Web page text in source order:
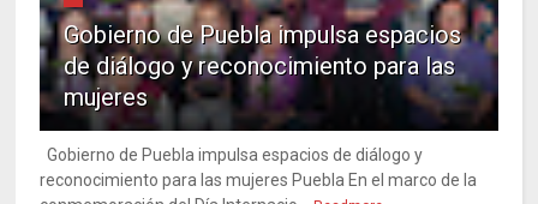
Gobierno de Puebla impulsa espacios
de diálogo y reconocimiento para las
mujeres
Gobierno de Puebla impulsa espacios de diálogo y
reconocimiento para las mujeres Puebla En el marco de la